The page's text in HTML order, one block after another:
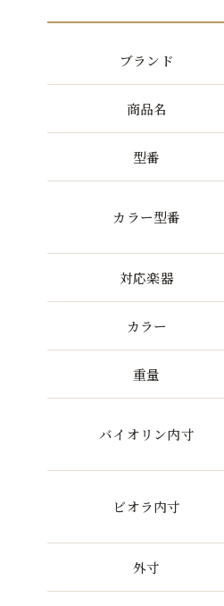
ブランド
商品名
型番
カラー型番
対応楽器
カラー
重量
バイオリン内寸
ビオラ内寸
外寸